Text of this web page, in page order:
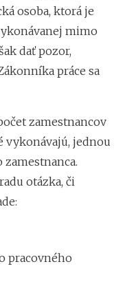
osoba, ktorá je
mimo
dať pozor,
práce sa
zamestnancov
vykonávajú, jednou
otázka, či
pracovného